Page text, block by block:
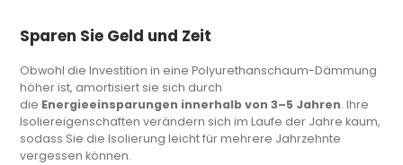
Sparen Sie Geld und Zeit
Obwohl die Investition in eine Polyurethanschaum-Dämmung
höher ist, amortisiert sie sich durch
die Energieeinsparungen innerhalb von 3–5 Jahren. Ihre
Isoliereigenschaften verändern sich im Laufe der Jahre kaum,
sodass Sie die Isolierung leicht für mehrere Jahrzehnte
vergessen können.